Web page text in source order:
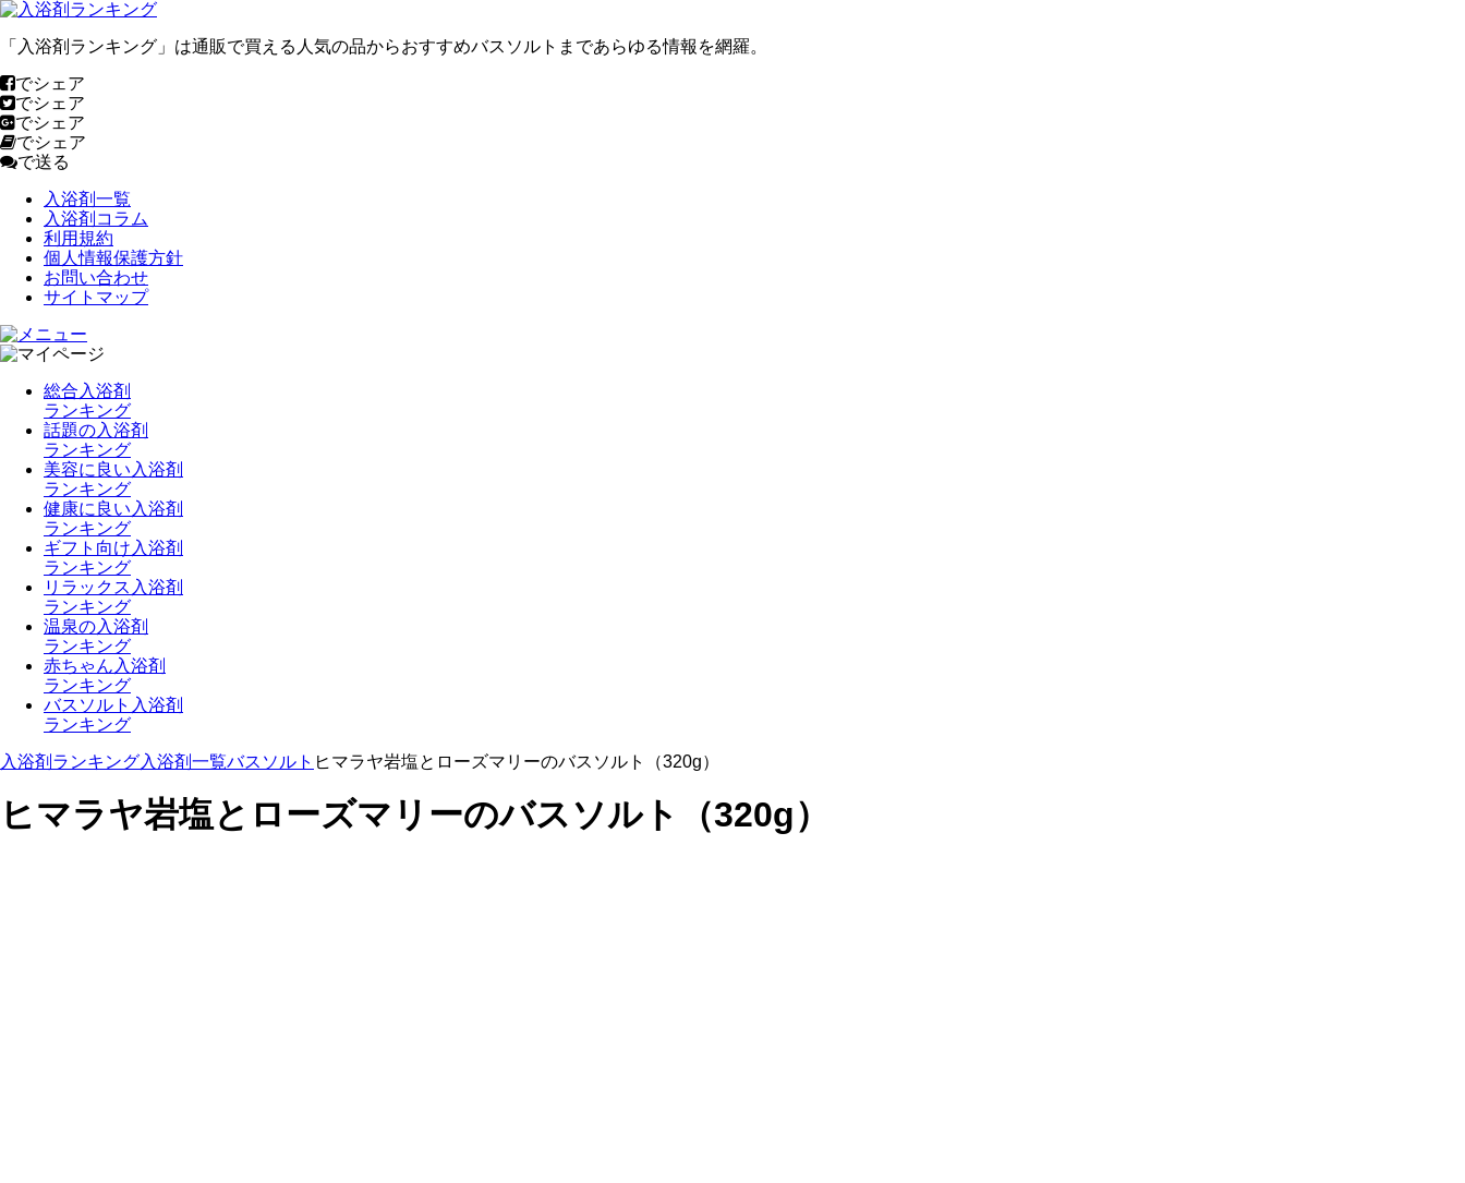
「入浴剤ランキング」は通販で買える人気の品からおすすめバスソルトまであらゆる情報を網羅。
でシェア
でシェア
でシェア
でシェア
で送る
入浴剤一覧
入浴剤コラム
利用規約
個人情報保護方針
お問い合わせ
サイトマップ
総合入浴剤
ランキング
話題の入浴剤
ランキング
美容に良い入浴剤
ランキング
健康に良い入浴剤
ランキング
ギフト向け入浴剤
ランキング
リラックス入浴剤
ランキング
温泉の入浴剤
ランキング
赤ちゃん入浴剤
ランキング
バスソルト入浴剤
ランキング
入浴剤ランキング入浴剤一覧バスソルト ヒマラヤ岩塩とローズマリーのバスソルト（320g）
ヒマラヤ岩塩とローズマリーのバスソルト（320g）